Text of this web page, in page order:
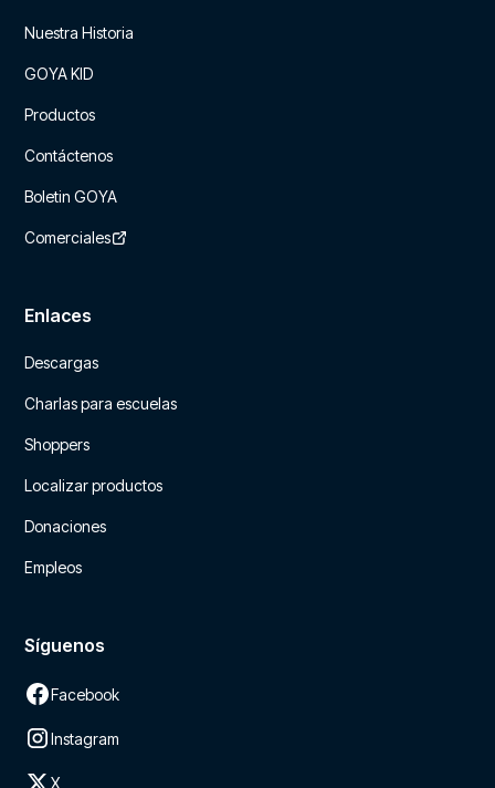
Nuestra Historia
GOYA KID
Productos
Contáctenos
Boletin GOYA
Comerciales
Enlaces
Descargas
Charlas para escuelas
Shoppers
Localizar productos
Donaciones
Empleos
Síguenos
Facebook
Instagram
X